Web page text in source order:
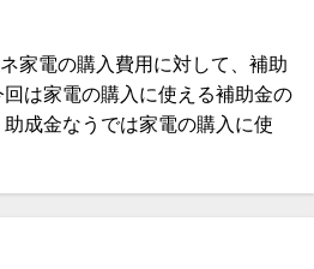
家電の購入費用に対して、補助
は家電の購入に使える補助金の
成金なうでは家電の購入に使